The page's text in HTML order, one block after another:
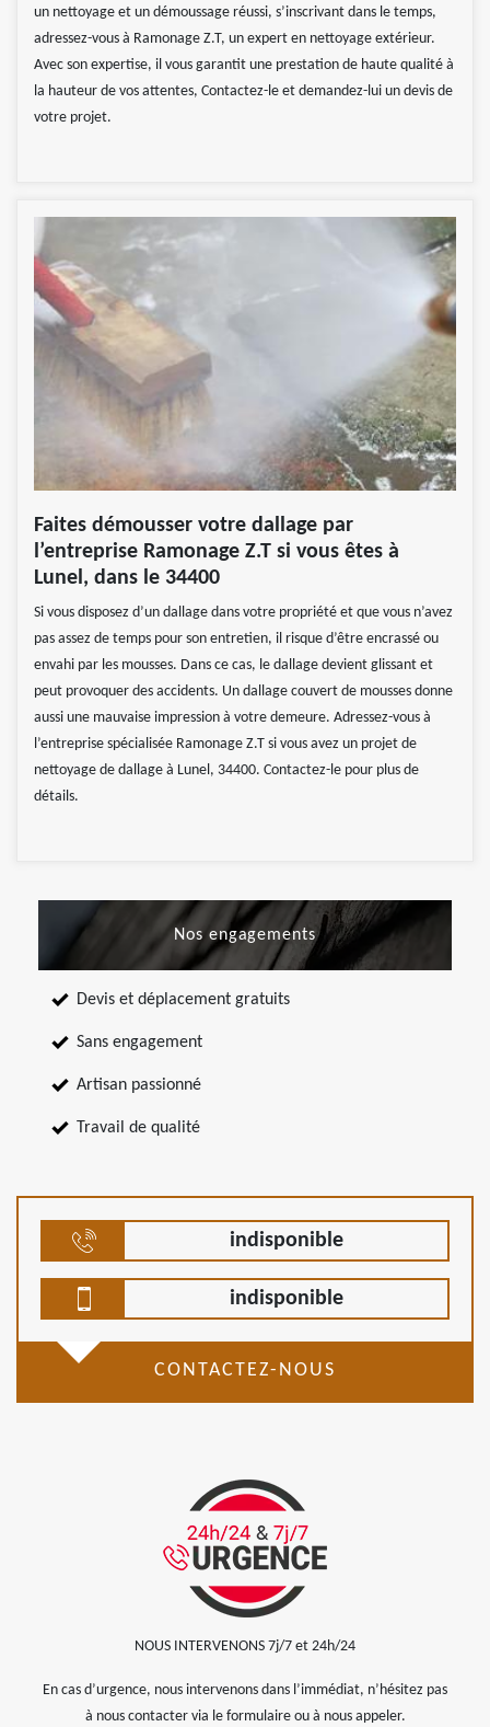
un nettoyage et un démoussage réussi, s’inscrivant dans le temps,
adressez-vous à Ramonage Z.T, un expert en nettoyage extérieur.
Avec son expertise, il vous garantit une prestation de haute qualité à
la hauteur de vos attentes, Contactez-le et demandez-lui un devis de
votre projet.
Faites démousser votre dallage par
l’entreprise Ramonage Z.T si vous êtes à
Lunel, dans le 34400
Si vous disposez d’un dallage dans votre propriété et que vous n’avez
pas assez de temps pour son entretien, il risque d’être encrassé ou
envahi par les mousses. Dans ce cas, le dallage devient glissant et
peut provoquer des accidents. Un dallage couvert de mousses donne
aussi une mauvaise impression à votre demeure. Adressez-vous à
l’entreprise spécialisée Ramonage Z.T si vous avez un projet de
nettoyage de dallage à Lunel, 34400. Contactez-le pour plus de
détails.
Nos engagements
Devis et déplacement gratuits
Sans engagement
Artisan passionné
Travail de qualité
indisponible
indisponible
CONTACTEZ-NOUS
NOUS INTERVENONS 7j/7 et 24h/24
En cas d’urgence, nous intervenons dans l’immédiat, n’hésitez pas
à nous contacter via le formulaire ou à nous appeler.